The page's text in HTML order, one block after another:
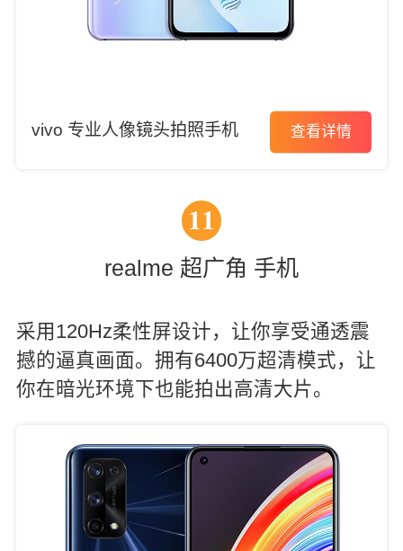
vivo 专业人像镜头拍照手机 查看详情
11
realme 超广角 手机
采用120Hz柔性屏设计，让你享受通透震
撼的逼真画面。拥有6400万超清模式，让
你在暗光环境下也能拍出高清大片。